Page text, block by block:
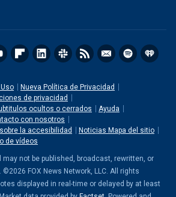
Nueva Política de Privacidad
de privacidad
ocultos o cerrados
Ayuda
con nosotros
la accesibilidad
Noticias Mapa del sitio
de vídeos
not be published, broadcast, rewritten, or
©2026 FOX News Network, LLC. All rights
displayed in real-time or delayed by at least